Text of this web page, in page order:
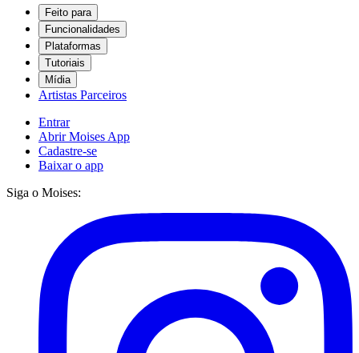
Feito para
Funcionalidades
Plataformas
Tutoriais
Mídia
Artistas Parceiros
Entrar
Abrir Moises App
Cadastre-se
Baixar o app
Siga o Moises: